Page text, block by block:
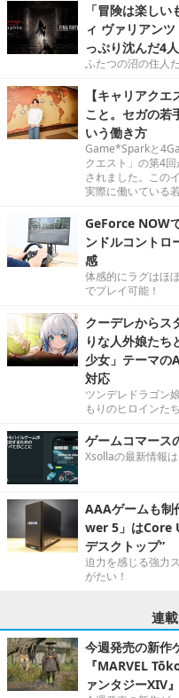
「冒険は楽し
ィ ヴァリアン
っぷり沈んだ4
ふたつの沼の住人
【キャリアク
こと。セガの若
いう働き方
Game*Sparkと
クエスト」の第4
されました。この
実際に働いている
GeForce NOW
ンドルコントロ
感
体感的にラグはほ
でプレイ可能！
クーデレからス
りな人外娘たち
少女」テーマの
対応
ツンデレドラゴン
もりのヒロインた
ゲームコマース
Xsollaの最新情報
AAAゲームも
wer 5」はCore
デスクトップ”
迫力を感じる強力
がたい！
連
今週発売の新作
『MARVEL
ァンタジーXIV